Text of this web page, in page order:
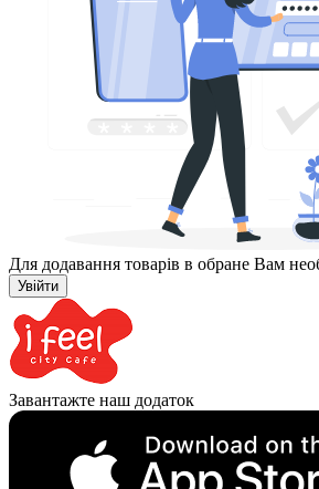
Для додавання товарів в обране Вам
Увійти
Завантажте наш додаток